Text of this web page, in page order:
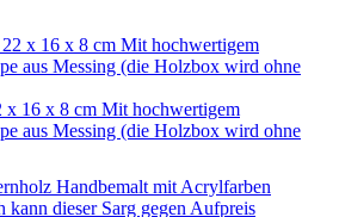
16 x 8 cm Mit hochwertigem
aus Messing (die Holzbox wird ohne